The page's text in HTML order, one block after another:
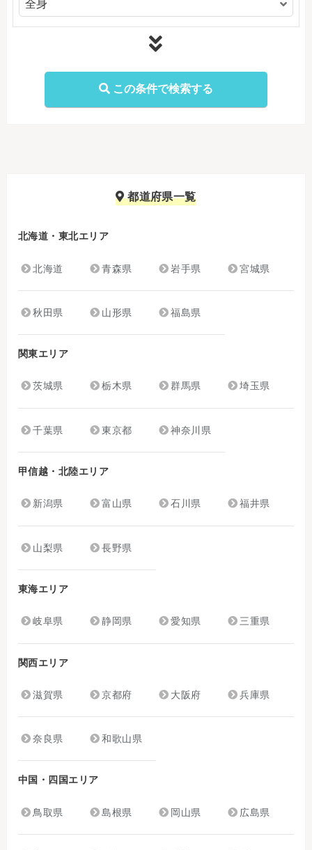
都道府県一覧
北海道・東北エリア
北海道 青森県 岩手県 宮城県
秋田県 山形県 福島県
関東エリア
茨城県 栃木県 群馬県 埼玉県
千葉県 東京都 神奈川県
甲信越・北陸エリア
新潟県 富山県 石川県 福井県
山梨県 長野県
東海エリア
岐阜県 静岡県 愛知県 三重県
関西エリア
滋賀県 京都府 大阪府 兵庫県
奈良県 和歌山県
中国・四国エリア
鳥取県 島根県 岡山県 広島県